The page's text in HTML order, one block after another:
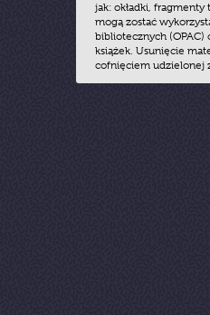
jak: okładki, fragmenty
mogą zostać
bibliotecznych (OPAC)
książek. Usunięcie
cofnięciem udzielonej